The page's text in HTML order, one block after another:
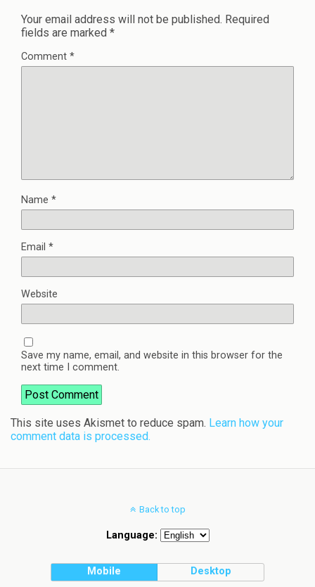
Your email address will not be published. Required
fields are marked *
Comment *
Name *
Email *
Website
Save my name, email, and website in this browser for the
next time I comment.
This site uses Akismet to reduce spam. Learn how your
comment data is processed.
Back to top
Language:
Mobile Desktop